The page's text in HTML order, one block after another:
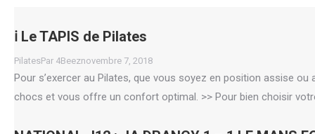
ℹ️ Le TAPIS de Pilates
PilatesPar 4Beeznovembre 7, 2018
Pour s’exercer au Pilates, que vous soyez en position assise
chocs et vous offre un confort optimal. >> Pour bien choisir